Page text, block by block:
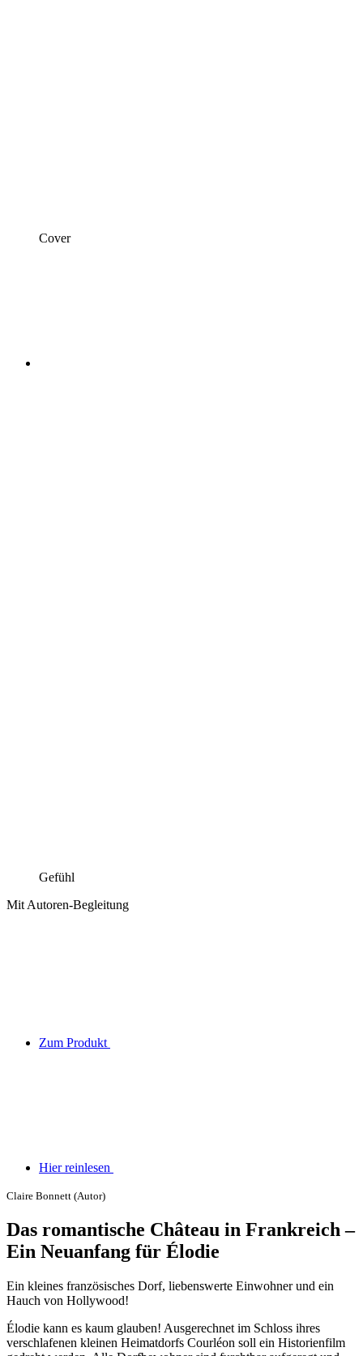
Cover
Gefühl
Mit Autoren-Begleitung
Zum Produkt
Hier reinlesen
Claire Bonnett (Autor)
Das romantische Château in Frankreich –
Ein Neuanfang für Élodie
Ein kleines französisches Dorf, liebenswerte Einwohner und ein
Hauch von Hollywood!
Élodie kann es kaum glauben! Ausgerechnet im Schloss ihres
verschlafenen kleinen Heimatdorfs Courléon soll ein Historienfilm